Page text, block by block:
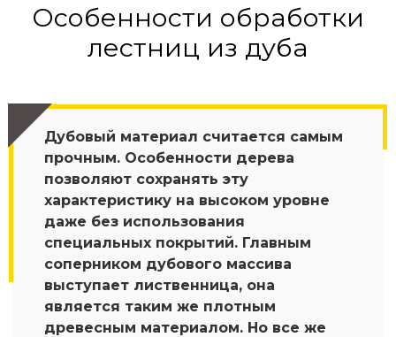
Особенности обработки
лестниц из дуба
Дубовый материал считается самым
прочным. Особенности дерева
позволяют сохранять эту
характеристику на высоком уровне
даже без использования
специальных покрытий. Главным
соперником дубового массива
выступает лиственница, она
является таким же плотным
древесным материалом. Но все же